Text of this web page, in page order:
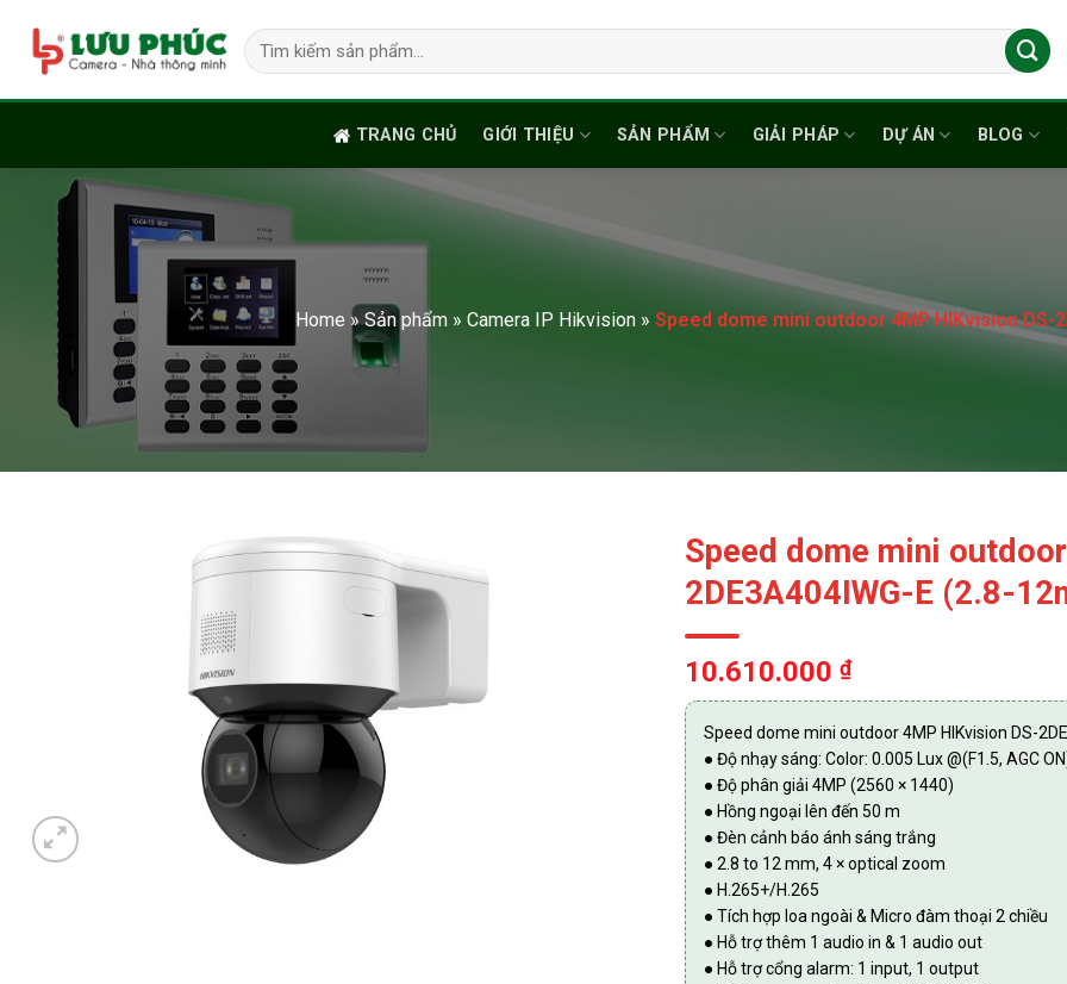
content
Tìm
kiếm:
TRANG CHỦ GIỚI THIỆU SẢN PHẨM GIẢI PHÁP DỰ ÁN BLOG
Home »Sản phẩm» Camera IP Hikvision» Speed dome mini outdoor 4MP HIKvision DS-
Speed dome mini
2DE3A404IWG-E (2.8-
10.610.000 ₫
Speed dome mini outdoor 4MP HIKvision DS-
● Độ nhạy sáng: Color: 0.005 Lux @(F1.5, AGC
● Độ phân giải 4MP (2560 × 1440)
● Hồng ngoại lên đến 50 m
● Đèn cảnh báo ánh sáng trắng
● 2.8 to 12 mm, 4 × optical zoom
● H.265+/H.265
● Tích hợp loa ngoài & Micro đàm thoại 2 chiều
● Hỗ trợ thêm 1 audio in & 1 audio out
● Hỗ trợ cổng alarm: 1 input, 1 output